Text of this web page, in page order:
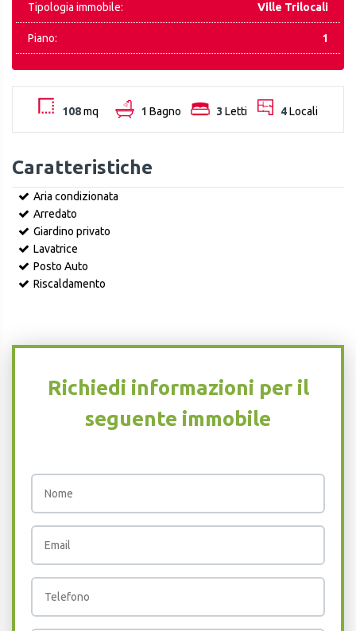
Tipologia immobile: Ville Trilocali
Piano: 1
108mq 1 Bagno 3 Letti 4Locali
Caratteristiche
Aria condizionata
Arredato
Giardino privato
Lavatrice
Posto Auto
Riscaldamento
Richiedi informazioni per il
seguente immobile